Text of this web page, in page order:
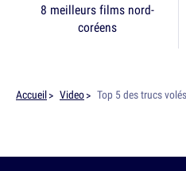
8 meilleurs films nord-
coréens
Accueil Video Top 5 des trucs